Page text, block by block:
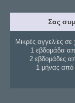
Σας
Μικρές αγγελίες σε
1 εβδομάδα
2 εβδομάδες
1 μήνας